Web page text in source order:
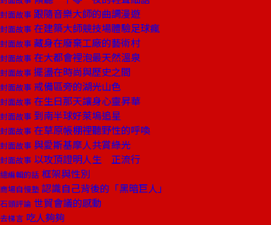
封面故事 跟隨音樂大師的曲調漫遊
封面故事 在建築大師競技場體驗足球瘋
封面故事 藏身在廢棄工廠的藝術村
封面故事 在大都會裡泡最天然溫泉
封面故事 擺盪在時尚與歷史之間
封面故事 戒備區旁的湖光山色
封面故事 在生日那天讓身心靈昇華
封面故事 到南半球好萊塢追星
封面故事 在草原帳棚裡聽野性的呼喚
封面故事 與愛斯基摩人共賞綠光
封面故事 以攻頂證明人生 正流行
總編輯的話 框架與性別
商場自慢塾 認識自己背後的「黑暗巨人」
石頭評論 世貿會議的感動
去梯言 吃人夠夠